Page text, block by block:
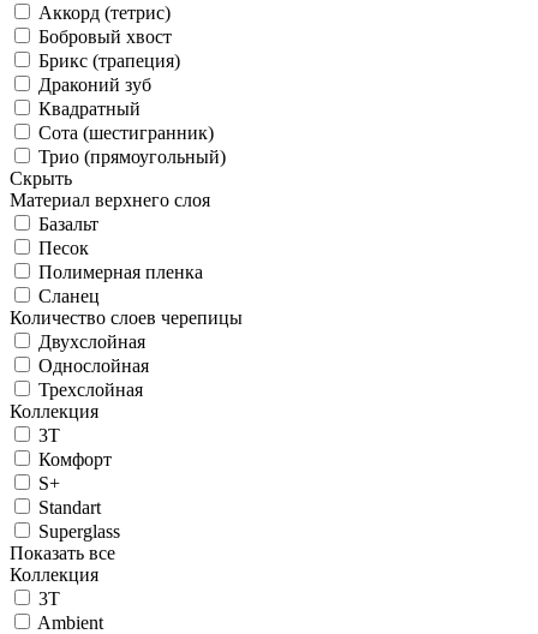
Аккорд (тетрис)
Бобровый хвост
Брикс (трапеция)
Драконий зуб
Квадратный
Сота (шестигранник)
Трио (прямоугольный)
Скрыть
Материал верхнего слоя
Базальт
Песок
Полимерная пленка
Сланец
Количество слоев черепицы
Двухслойная
Однослойная
Трехслойная
Коллекция
3T
Комфорт
S+
Standart
Superglass
Показать все
Коллекция
3T
Ambient